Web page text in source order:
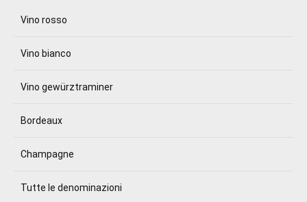
Vino rosso
Vino bianco
Vino gewürztraminer
Bordeaux
Champagne
Tutte le denominazioni